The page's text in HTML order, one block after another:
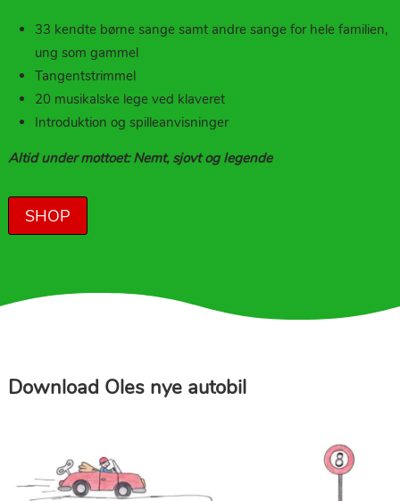
33 kendte børne sange samt andre sange for hele familien,
ung som gammel
Tangentstrimmel
20 musikalske lege ved klaveret
Introduktion og spilleanvisninger
Altid under mottoet: Nemt, sjovt og legende
SHOP
Download Oles nye autobil